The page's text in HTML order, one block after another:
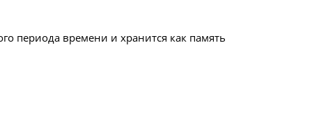
периода времени и хранится как память